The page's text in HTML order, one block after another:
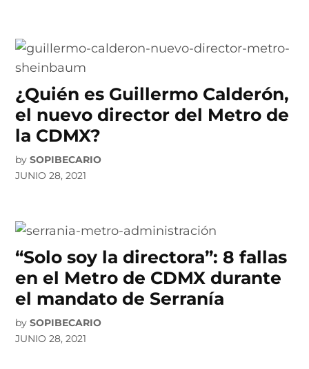
¿Quién es Guillermo Calderón,
el nuevo director del Metro de
la CDMX?
by SOPIBECARIO
JUNIO 28, 2021
“Solo soy la directora”: 8 fallas
en el Metro de CDMX durante
el mandato de Serranía
by SOPIBECARIO
JUNIO 28, 2021